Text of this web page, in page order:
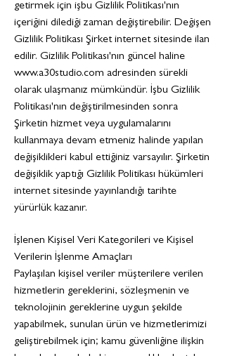
getirmek için işbu Gizlilik Politikası'nın
içeriğini dilediği zaman değiştirebilir. Değişen
Gizlilik Politikası Şirket internet sitesinde ilan
edilir. Gizlilik Politikası'nın güncel haline
www.a30studio.com adresinden sürekli
olarak ulaşmanız mümkündür. İşbu Gizlilik
Politikası'nın değiştirilmesinden sonra
Şirketin hizmet veya uygulamalarını
kullanmaya devam etmeniz halinde yapılan
değişiklikleri kabul ettiğiniz varsayılır. Şirketin
değişiklik yaptığı Gizlilik Politikası hükümleri
internet sitesinde yayınlandığı tarihte
yürürlük kazanır.
İşlenen Kişisel Veri Kategorileri ve Kişisel
Verilerin İşlenme Amaçları
Paylaşılan kişisel veriler müşterilere verilen
hizmetlerin gereklerini, sözleşmenin ve
teknolojinin gereklerine uygun şekilde
yapabilmek, sunulan ürün ve hizmetlerimizi
geliştirebilmek için; kamu güvenliğine ilişkin